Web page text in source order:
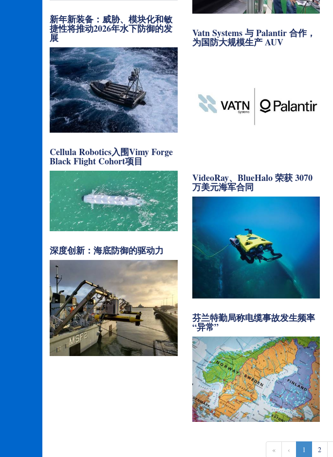
新年新装备：威胁、模块化和敏
捷性将推动2026年水下防御的发
展
Cellula Robotics入围Vimy Forge
Black Flight Cohort项目
深度创新：海底防御的驱动力
Vatn Systems 与 Palantir 合作，
为国防大规模生产 AUV
VideoRay、BlueHalo 荣获 3070
万美元海军合同
芬兰特勤局称电缆事故发生频率
“异常”
« ‹ 1 2